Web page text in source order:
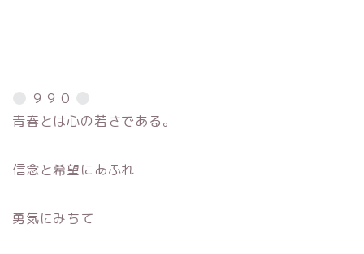
９９０
青春とは心の若さである。
信念と希望にあふれ
勇気にみちて